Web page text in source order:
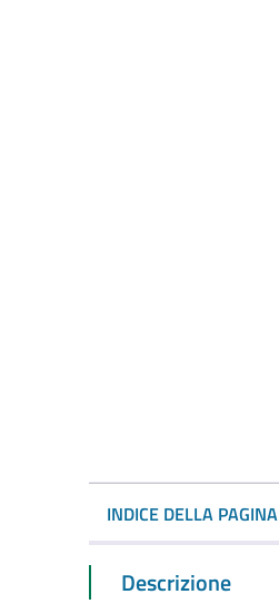
INDICE DELLA PAGINA
Descrizione